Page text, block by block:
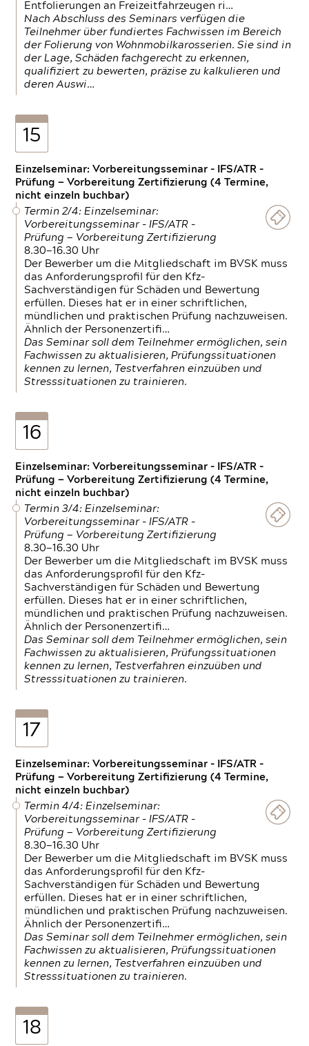
Entfolierungen an Freizeitfahrzeugen ri…
Nach Abschluss des Seminars verfügen die
Teilnehmer über fundiertes Fachwissen im Bereich
der Folierung von Wohnmobilkarosserien. Sie sind in
der Lage, Schäden fachgerecht zu erkennen,
qualifiziert zu bewerten, präzise zu kalkulieren und
deren Auswi…
15
Einzelseminar: Vorbereitungsseminar - IFS/ATR -
Prüfung — Vorbereitung Zertifizierung (4 Termine,
nicht einzeln buchbar)
Termin 2/4: Einzelseminar:
Vorbereitungsseminar - IFS/ATR -
Prüfung — Vorbereitung Zertifizierung
8.30—16.30 Uhr
Der Bewerber um die Mitgliedschaft im BVSK muss
das Anforderungsprofil für den Kfz-
Sachverständigen für Schäden und Bewertung
erfüllen. Dieses hat er in einer schriftlichen,
mündlichen und praktischen Prüfung nachzuweisen.
Ähnlich der Personenzertifi…
Das Seminar soll dem Teilnehmer ermöglichen, sein
Fachwissen zu aktualisieren, Prüfungssituationen
kennen zu lernen, Testverfahren einzuüben und
Stresssituationen zu trainieren.
16
Einzelseminar: Vorbereitungsseminar - IFS/ATR -
Prüfung — Vorbereitung Zertifizierung (4 Termine,
nicht einzeln buchbar)
Termin 3/4: Einzelseminar:
Vorbereitungsseminar - IFS/ATR -
Prüfung — Vorbereitung Zertifizierung
8.30—16.30 Uhr
Der Bewerber um die Mitgliedschaft im BVSK muss
das Anforderungsprofil für den Kfz-
Sachverständigen für Schäden und Bewertung
erfüllen. Dieses hat er in einer schriftlichen,
mündlichen und praktischen Prüfung nachzuweisen.
Ähnlich der Personenzertifi…
Das Seminar soll dem Teilnehmer ermöglichen, sein
Fachwissen zu aktualisieren, Prüfungssituationen
kennen zu lernen, Testverfahren einzuüben und
Stresssituationen zu trainieren.
17
Einzelseminar: Vorbereitungsseminar - IFS/ATR -
Prüfung — Vorbereitung Zertifizierung (4 Termine,
nicht einzeln buchbar)
Termin 4/4: Einzelseminar:
Vorbereitungsseminar - IFS/ATR -
Prüfung — Vorbereitung Zertifizierung
8.30—16.30 Uhr
Der Bewerber um die Mitgliedschaft im BVSK muss
das Anforderungsprofil für den Kfz-
Sachverständigen für Schäden und Bewertung
erfüllen. Dieses hat er in einer schriftlichen,
mündlichen und praktischen Prüfung nachzuweisen.
Ähnlich der Personenzertifi…
Das Seminar soll dem Teilnehmer ermöglichen, sein
Fachwissen zu aktualisieren, Prüfungssituationen
kennen zu lernen, Testverfahren einzuüben und
Stresssituationen zu trainieren.
18